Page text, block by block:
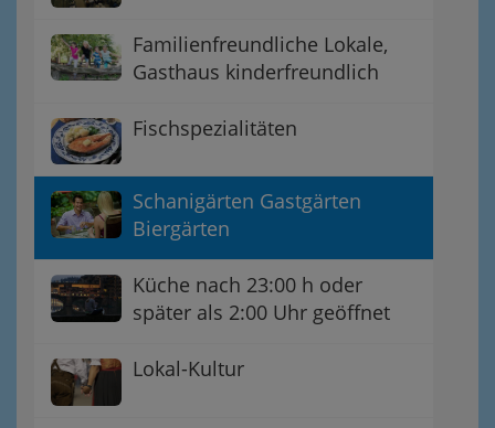
Familienfreundliche Lokale,
Gasthaus kinderfreundlich
Fischspezialitäten
Schanigärten Gastgärten
Biergärten
Küche nach 23:00 h oder
später als 2:00 Uhr geöffnet
Lokal-Kultur